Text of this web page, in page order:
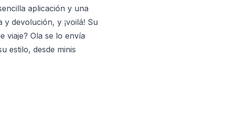
aplicación y una
devolución, y ¡voilá! Su
viaje? Ola se lo envía
estilo, desde minis